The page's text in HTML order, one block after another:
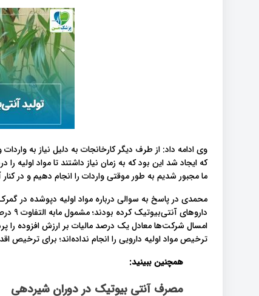
وی ادامه داد: از طرف دیگر کارخانجات به دلیل نیاز به
که ایجاد شد این بود که به زمان نیاز داشتند تا مواد اولیه
ما مجبور شدیم به طور موقتی واردات را انجام دهیم و در
محمدی در پاسخ به سوالی درباره مواد اولیه دپوشده در
امسال شرکت‌ها معادل یک درصد مالیات بر ارزش افزوده را
ترخیص مواد اولیه دارویی را انجام نداده‌اند؛ برای ترخیص
همچنین ببینید:
مصرف آنتی بیوتیک در دوران شیردهی